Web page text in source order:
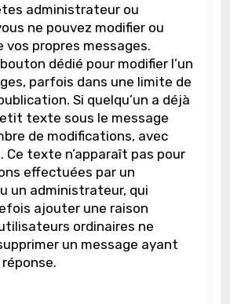
administrateur ou
ne pouvez modifier ou
vos propres messages.
dédié pour modifier l’un
parfois dans une limite de
Si quelqu’un a déjà
texte sous le message
de modifications, avec
Ce texte n’apparaît pas pour
effectuées par un
un administrateur, qui
ajouter une raison
ordinaires ne
un message ayant